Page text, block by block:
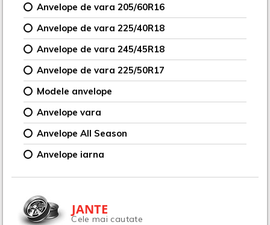
Anvelope de vara 205/60R16
Anvelope de vara 225/40R18
Anvelope de vara 245/45R18
Anvelope de vara 225/50R17
Modele anvelope
Anvelope vara
Anvelope All Season
Anvelope iarna
JANTE
Cele mai cautate